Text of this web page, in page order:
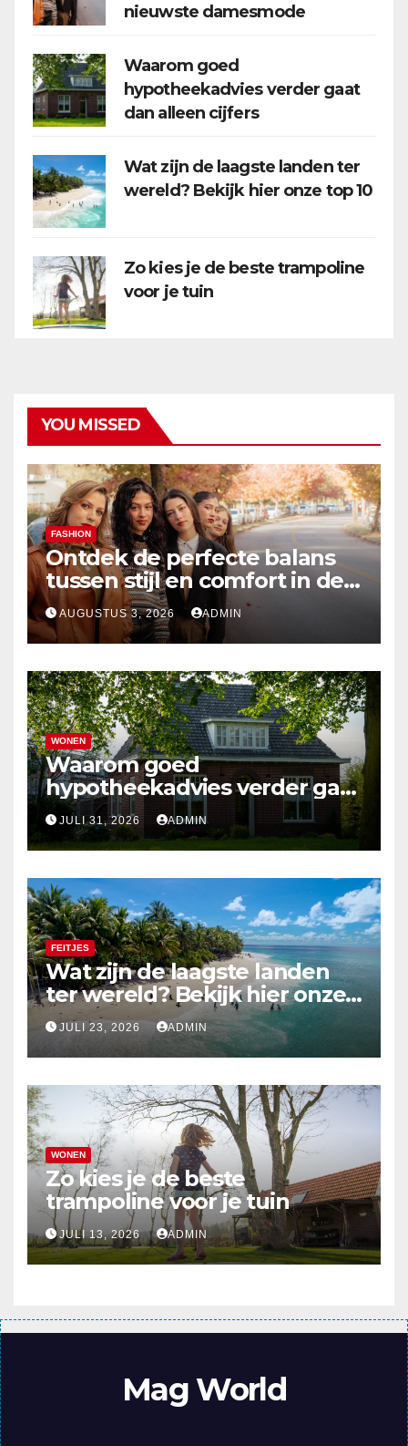
nieuwste damesmode
Waarom goed
hypotheekadvies verder gaat
dan alleen cijfers
Wat zijn de laagste landen ter
wereld? Bekijk hier onze top 10
Zo kies je de beste trampoline
voor je tuin
YOU MISSED
FASHION
Ontdek de perfecte balans
tussen stijl en comfort in de
nieuwste damesmode
AUGUSTUS 3, 2026 ADMIN
WONEN
Waarom goed
hypotheekadvies verder gaat
dan alleen cijfers
JULI 31, 2026 ADMIN
FEITJES
Wat zijn de laagste landen
ter wereld? Bekijk hier onze
top 10
JULI 23, 2026 ADMIN
WONEN
Zo kies je de beste
trampoline voor je tuin
JULI 13, 2026 ADMIN
Mag World